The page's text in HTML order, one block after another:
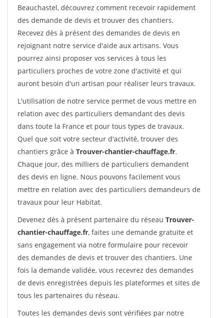
Beauchastel, découvrez comment recevoir rapidement
des demande de devis et trouver des chantiers.
Recevez dès à présent des demandes de devis en
rejoignant notre service d'aide aux artisans. Vous
pourrez ainsi proposer vos services à tous les
particuliers proches de votre zone d'activité et qui
auront besoin d'un artisan pour réaliser leurs travaux.
L'utilisation de notre service permet de vous mettre en
relation avec des particuliers demandant des devis
dans toute la France et pour tous types de travaux.
Quel que soit votre secteur d'activité, trouver des
chantiers grâce à Trouver-chantier-chauffage.fr.
Chaque jour, des milliers de particuliers demandent
des devis en ligne. Nous pouvons facilement vous
mettre en relation avec des particuliers demandeurs de
travaux pour leur Habitat.
Devenez dès à présent partenaire du réseau Trouver-
chantier-chauffage.fr, faites une demande gratuite et
sans engagement via notre formulaire pour recevoir
des demandes de devis et trouver des chantiers. Une
fois la demande validée, vous recevrez des demandes
de devis enregistrées depuis les plateformes et sites de
tous les partenaires du réseau.
Toutes les demandes devis sont vérifiées par notre